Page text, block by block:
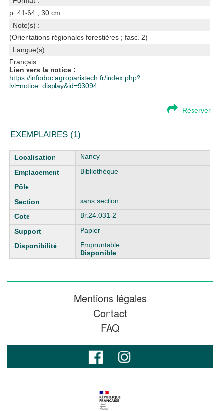
p. 41-64 ; 30 cm
Note(s) :
(Orientations régionales forestières ; fasc. 2)
Langue(s) :
Français
Lien vers la notice :
https://infodoc.agroparistech.fr/index.php?
lvl=notice_display&id=93094
Réserver
EXEMPLAIRES (1)
Liste des exemplaires
Nancy
Bibliothèque
sans section
Br.24.031-2
Papier
Empruntable
Disponible
Mentions légales
Contact
FAQ